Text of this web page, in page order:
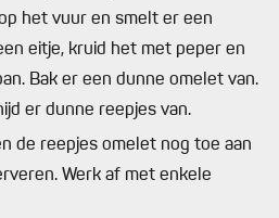
het vuur en smelt er een
eitje, kruid het met peper en
Bak er een dunne omelet van.
er dunne reepjes van.
de reepjes omelet nog toe aan
Werk af met enkele